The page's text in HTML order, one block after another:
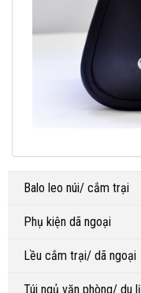
Balo leo núi/ cắm trại
Phụ kiện dã ngoại
Lều cắm trại/ dã ngoại
Túi ngủ văn phòng/ du